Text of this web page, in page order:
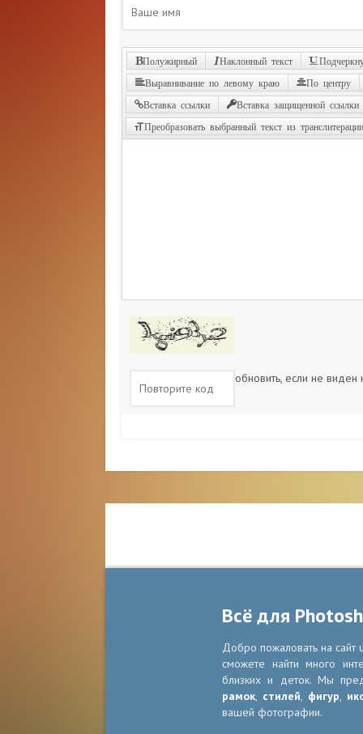
Полужирный Наклонный текст
Выравнивание по левому краю По центру
Вставка ссылки Вставка защищенной ссылки
Преобразовать выбранный текст из
обновить, если не виден
Всё для
Добро пожаловать на
сможете найти много
близких и деток. Мы
рамок, стилей, фигур,
вашей фотографии.